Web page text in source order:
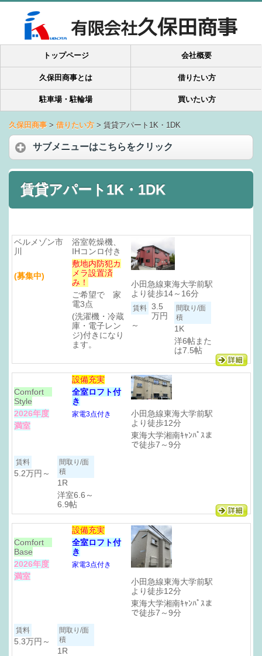
トップページ 会社概要
久保田商事とは 借りたい方
駐車場・駐輪場 買いたい方
久保田商事 > 借りたい方 > 賃貸アパート1K・1DK
サブメニューはこちらをクリック
賃貸アパート1K・1DK
ベルメゾン市
川
(募集中)
浴室乾燥機、
IHコンロ付き
敷地内防犯カ
メラ設置済
み！
ご希望で 家
電3点
(洗濯機・冷蔵
庫・電子レン
ジ)付きになり
ます。
小田急線東海大学前駅
より徒歩14～16分
3.5
万円
～
1K
洋6帖また
は7.5帖
Comfort
Style
2026年度
満室
設備充実
全室ロフト付
き
家電3点付き
小田急線東海大学前駅
より徒歩12分
東海大学湘南ｷｬﾝﾊﾟｽま
で徒歩7～9分
5.2万円 ～
1R
洋室6.6～
6.9帖
Comfort
Base
2026年度
満室
設備充実
全室ロフト付
き
家電3点付き
小田急線東海大学前駅
より徒歩12分
東海大学湘南ｷｬﾝﾊﾟｽま
で徒歩7～9分
5.3万円 ～
1R